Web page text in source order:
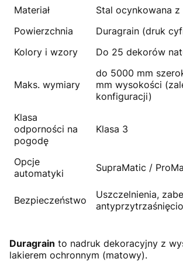
Materiał
Stal ocynkowana z
Powierzchnia
Duragrain (druk
Kolory i wzory
Do 25 dekorów
Maks. wymiary
do 5000 mm
mm wysokości
konfiguracji)
Klasa
odporności na
pogodę
Klasa 3
Opcje
automatyki
SupraMatic /
Bezpieczeństwo
Uszczelnienia,
Duragrain to nadruk dekoracyjny z
lakierem ochronnym (matowy).